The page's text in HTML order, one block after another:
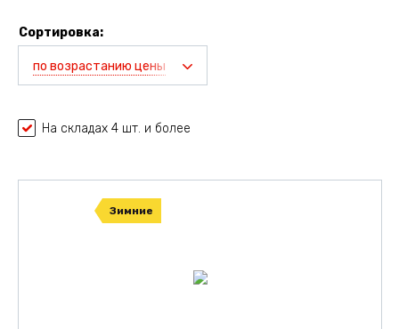
Сортировка:
по возрастанию цены
На складах 4 шт. и более
Зимние